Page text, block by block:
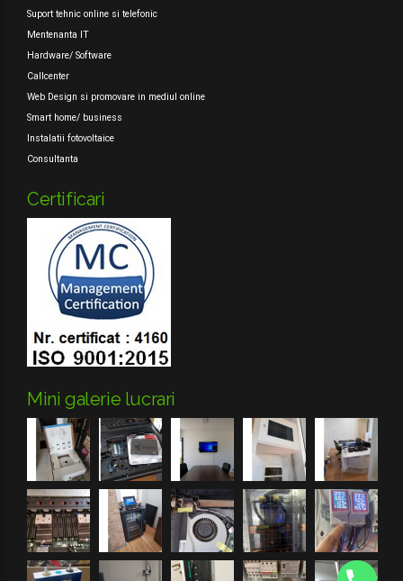
Suport tehnic online si telefonic
Mentenanta IT
Hardware/ Software
Callcenter
Web Design si promovare in mediul online
Smart home/ business
Instalatii fotovoltaice
Consultanta
Certificari
Mini galerie lucrari